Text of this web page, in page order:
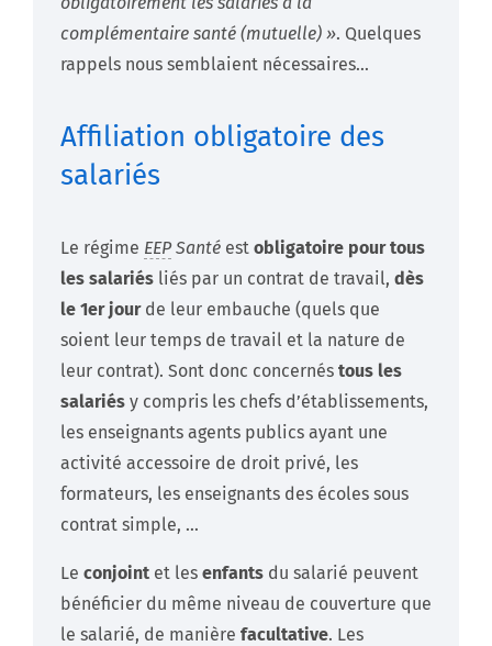
complémentaire santé (mutuelle) ». Quelques
rappels nous semblaient nécessaires…
Affiliation obligatoire des
salariés
Le régime EEPSanté est obligatoire pour tous
les salariés liés par un contrat de travail, dès
le 1er jourde leur embauche (quels que
soient leur temps de travail et la nature de
leur contrat). Sont donc concernés tous les
salariés y compris les chefs d’établissements,
les enseignants agents publics ayant une
activité accessoire de droit privé, les
formateurs, les enseignants des écoles sous
contrat simple, …
Le conjoint et les enfants du salarié peuvent
bénéficier du même niveau de couverture que
le salarié, de manière facultative. Les